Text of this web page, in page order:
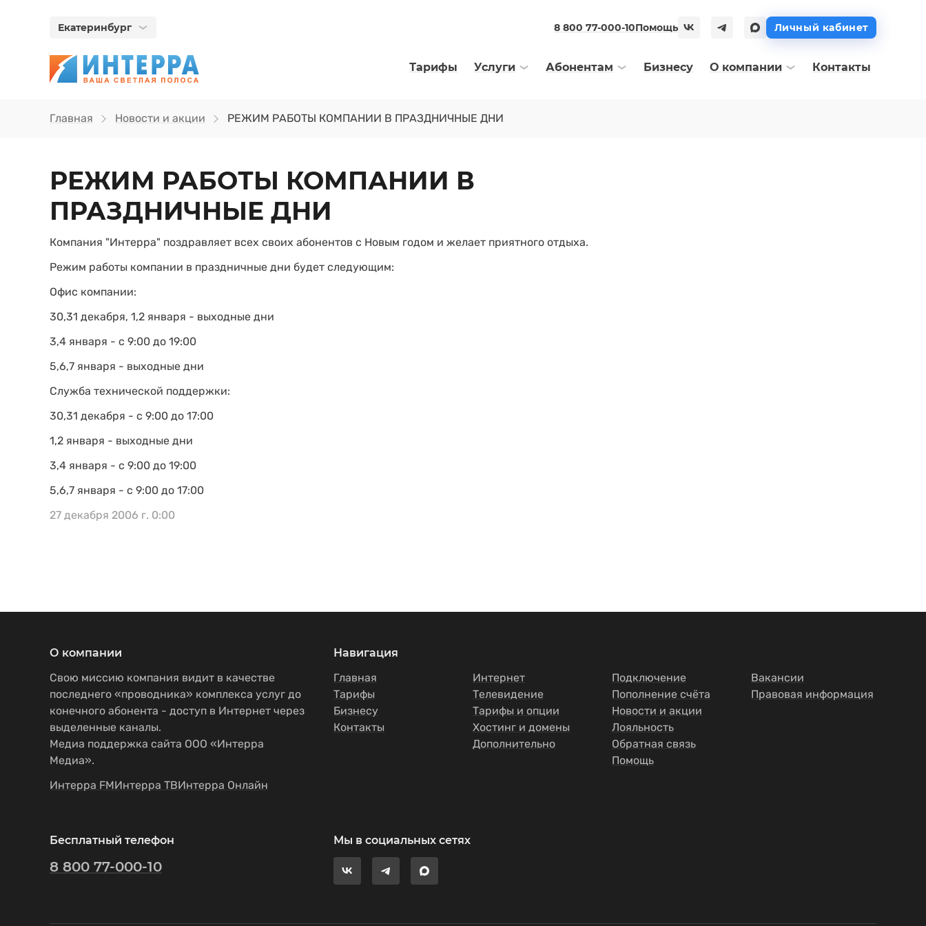
Екатеринбург 8 800 77-000-10Помощь Личный кабинет
Тарифы Услуги Абонентам Бизнесу О компании Контакты
Главная Новости и акции РЕЖИМ РАБОТЫ КОМПАНИИ В ПРАЗДНИЧНЫЕ ДНИ
РЕЖИМ РАБОТЫ КОМПАНИИ В
ПРАЗДНИЧНЫЕ ДНИ
Компания "Интерра" поздравляет всех своих абонентов с Новым годом и желает приятного отдыха.
Режим работы компании в праздничные дни будет следующим:
Офис компании:
30,31 декабря, 1,2 января - выходные дни
3,4 января - с 9:00 до 19:00
5,6,7 января - выходные дни
Служба технической поддержки:
30,31 декабря - с 9:00 до 17:00
1,2 января - выходные дни
3,4 января - с 9:00 до 19:00
5,6,7 января - с 9:00 до 17:00
27 декабря 2006 г. 0:00
О компании
Свою миссию компания видит в качестве
последнего «проводника» комплекса услуг до
конечного абонента - доступ в Интернет через
выделенные каналы.
Медиа поддержка сайта ООО «Интерра
Медиа».
Интерра FMИнтерра ТВИнтерра Онлайн
Навигация
Главная
Тарифы
Бизнесу
Контакты
Интернет
Телевидение
Тарифы и опции
Хостинг и домены
Дополнительно
Подключение
Пополнение счёта
Новости и акции
Лояльность
Обратная связь
Помощь
Вакансии
Правовая информация
Бесплатный телефон
8 800 77-000-10
Мы в социальных сетях